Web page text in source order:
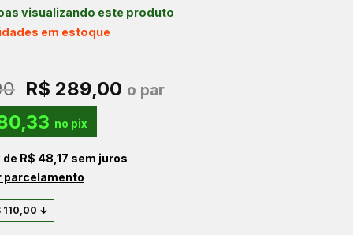
visualizando este produto
em estoque
O
preço
original
era:
R$ 399,00.
R$ 289,00 O
R$ 289,00.
o par
no pix
de R$ 48,17 sem juros
parcelamento
110,00 ↓